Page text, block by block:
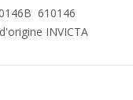
610146
INVICTA